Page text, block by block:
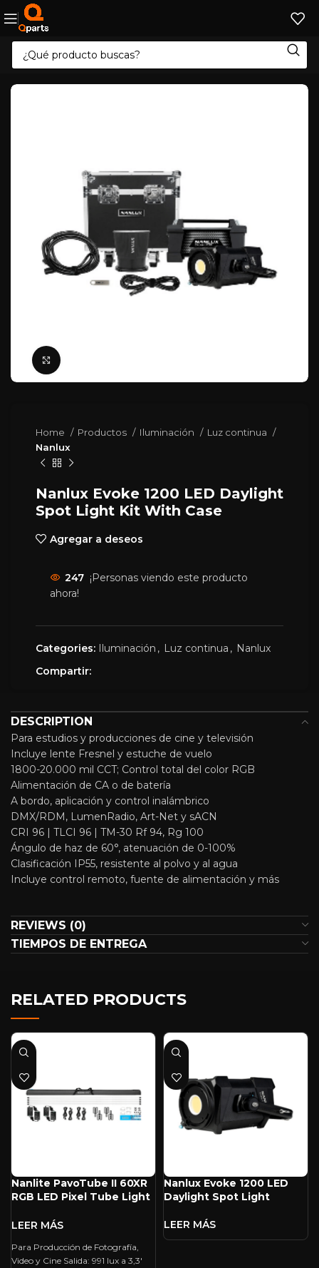
Home Productos Iluminación
Luz continua
Nanlux
Nanlux Evoke 1200 LED Daylight
Spot Light Kit With Case
Agregar a deseos
247 ¡Personas viendo este producto
ahora!
Categories: Iluminación , Luz continua , Nanlux
Compartir:
DESCRIPTION
Para estudios y producciones de cine y televisión
Incluye lente Fresnel y estuche de vuelo
1800-20.000 mil CCT; Control total del color RGB
Alimentación de CA o de batería
A bordo, aplicación y control inalámbrico
DMX/RDM, LumenRadio, Art-Net y sACN
CRI 96 | TLCI 96 | TM-30 Rf 94, Rg 100
Ángulo de haz de 60°, atenuación de 0-100%
Clasificación IP55, resistente al polvo y al agua
Incluye control remoto, fuente de alimentación y más
REVIEWS (0)
TIEMPOS DE ENTREGA
RELATED PRODUCTS
Nanlite PavoTube II 60XR
RGB LED Pixel Tube Light
Para Producción de Fotografía,
Video y Cine Salida: 991 lux a 3,3′
Nanlux Evoke 1200 LED
Daylight Spot Light